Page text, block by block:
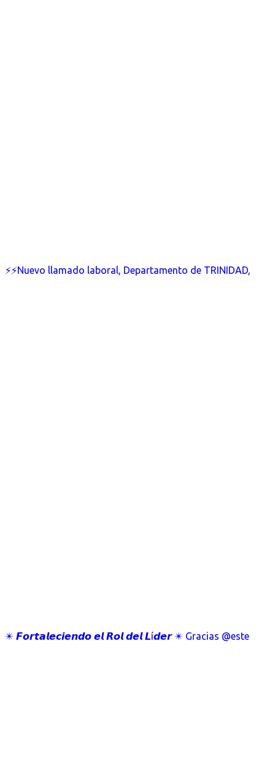
⚡⚡Nuevo llamado laboral, Departamento de TRINIDAD,
✴️ 𝙁𝙤𝙧𝙩𝙖𝙡𝙚𝙘𝙞𝙚𝙣𝙙𝙤 𝙚𝙡 𝙍𝙤𝙡 𝙙𝙚𝙡 𝙇í𝙙𝙚𝙧 ✴️ Gracias @este